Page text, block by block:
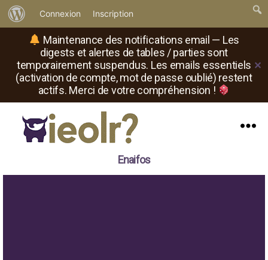
Maintenance des notifications email — Les
digests et alertes de tables / parties sont
temporairement suspendus. Les emails essentiels
(activation de compte, mot de passe oublié) restent
actifs. Merci de votre compréhension !
✕
propos
de
WordPress
Connexion Inscription
où
Enaifos